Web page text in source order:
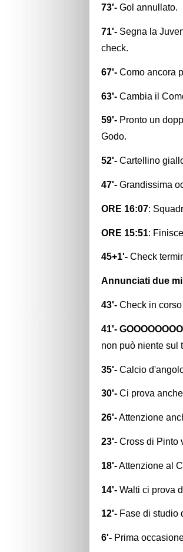
73'- Gol annullato.
71'- Segna la
check.
67'- Como ancora
63'- Cambia il
59'- Pronto un
Godo.
52'- Cartellino
47'- Grandissima
ORE 16:07:
ORE 15:51:
45+1'- Check
Annunciati due
43'- Check in
41'-
non può niente sul
35'- Calcio
30'- Ci prova
26'-Attenzione
23'- Cross di Pinto
18'-Attenzione al
14'- Walti ci prova
12'- Fase di studio
6'- Prima